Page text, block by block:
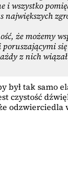
i wszystko
największych
że możemy
z nich
był tak samo
czystość
odzwierciedla